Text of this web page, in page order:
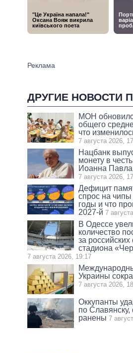
ДРУГИЕ НОВОСТИ
МОН
общего
что
7 августа 2026,
Нацбанк
монету в
Иоанна Павла
7 августа 2026,
Дефицит
спрос на
годы и что
2027-й 7
В Одессе
количество
за российских
стадиона
7 августа 2026, 19:17
Украины
7 августа 2026,
Оккупанты
по Славянску,
ранены 7